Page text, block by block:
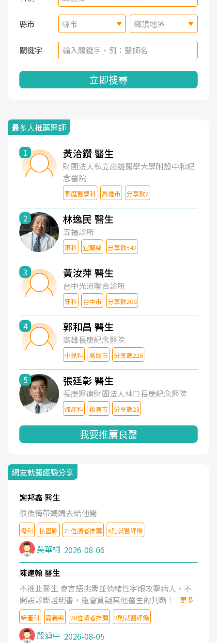
縣市 縣市 鄉鎮地區
關鍵字
立即搜尋
最多人推薦醫師
1 黃洽鑽 醫生
財團法人私立高雄醫學大學附設中和紀
念醫院
家庭醫學科 高雄市 分享數2
2 林逸民 醫生
五福診所
眼科 宜蘭縣 分享數542
3 黃汝萍 醫生
台中光流聯合診所
牙科 台中市 分享數208
4 郭和昌 醫生
高雄長庚紀念醫院
小兒科 高雄市 分享數226
5 張廷彰 醫生
長庚醫療財團法人林口長庚紀念醫院
婦產科 桃園市 分享數23
我要推薦良醫
網友就醫經驗分享
謝邦鑫 醫生
很後悔帶媽媽去給他開
骨科 桃園縣 71位讀者推薦 6則就醫評鑑
吳華桐 2026-08-06
陳建翰 醫生
不推此醫生 會言語挑釁並情緒性字眼攻擊病人，不
開設診斷證明書，還會質疑其他醫生的判斷！
更多
婦產科 嘉義縣 20位讀者推薦 2則就醫評鑑
殷迺中 2026-08-05